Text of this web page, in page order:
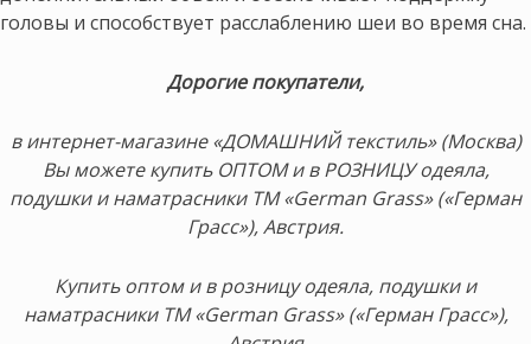
головы и способствует расслаблению шеи во время сна.
Дорогие покупатели,
в интернет-магазине «ДОМАШНИЙ текстиль» (Москва)
Вы можете купить ОПТОМ и в РОЗНИЦУ одеяла,
подушки и наматрасники ТМ «German Grass» («Герман
Грасс»), Австрия.
Купить оптом и в розницу одеяла, подушки и
наматрасники ТМ «German Grass» («Герман Грасс»),